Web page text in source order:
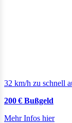
32 km/h zu schnell
200 € Bußgeld
Mehr Infos hier